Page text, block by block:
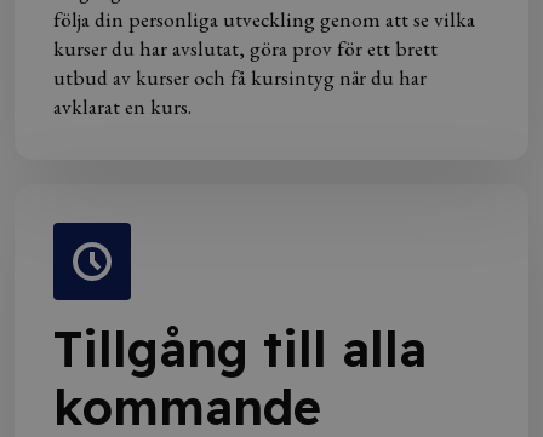
följa din personliga utveckling genom att se vilka
kurser du har avslutat, göra prov för ett brett
utbud av kurser och få kursintyg när du har
avklarat en kurs.
Tillgång till alla
kommande